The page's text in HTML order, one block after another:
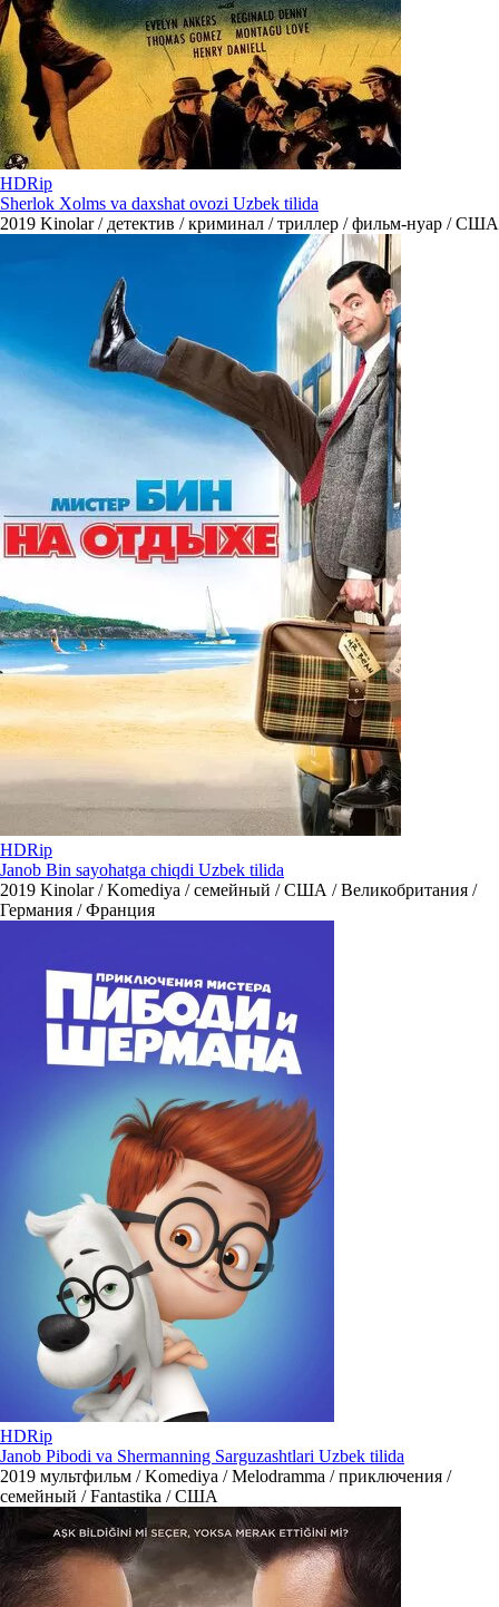
HDRip
Sherlok Xolms va daxshat ovozi Uzbek tilida
2019 Kinolar / детектив / криминал / триллер / фильм-нуар / США
HDRip
Janob Bin sayohatga chiqdi Uzbek tilida
2019 Kinolar / Komediya / семейный / США / Великобритания /
Германия / Франция
HDRip
Janob Pibodi va Shermanning Sarguzashtlari Uzbek tilida
2019 мультфильм / Komediya / Melodramma / приключения /
семейный / Fantastika / США